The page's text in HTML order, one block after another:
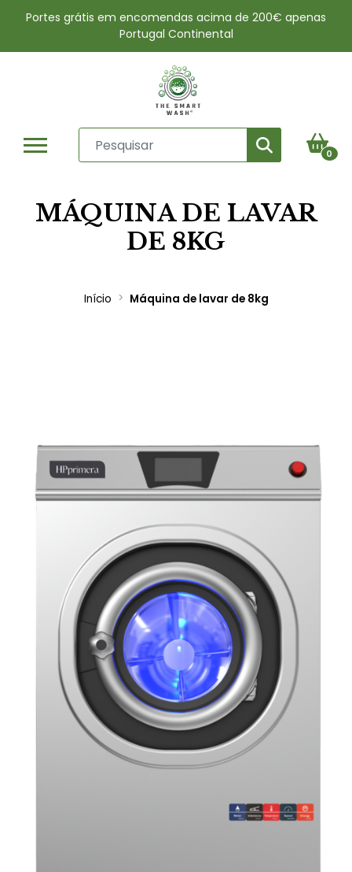
Portes grátis em encomendas acima de 200€ apenas
Portugal Continental
0
MÁQUINA DE LAVAR
DE 8KG
Início Máquina de lavar de 8kg